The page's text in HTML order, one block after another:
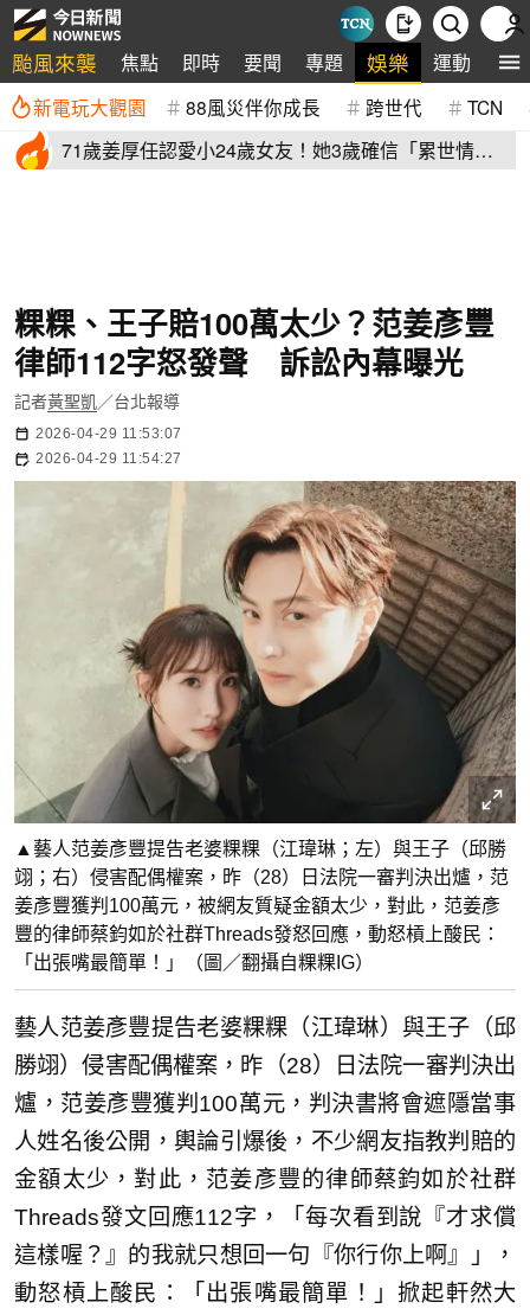
颱風來襲 焦點 即時 要聞 專題 娛樂 運動 全
新電玩大觀園 88風災伴你成長 跨世代 TCN
71歲姜厚任認愛小24歲女友！她3歲確信「累世情
粿粿、王子賠100萬太少？范姜彥豐
律師112字怒發聲 訴訟內幕曝光
記者黃聖凱／台北報導
2026-04-29 11:53:07
2026-04-29 11:54:27
▲藝人范姜彥豐提告老婆粿粿（江瑋琳；左）與王子（邱勝
翊；右）侵害配偶權案，昨（28）日法院一審判決出爐，范
姜彥豐獲判100萬元，被網友質疑金額太少，對此，范姜彥
豐的律師蔡鈞如於社群Threads發怒回應，動怒槓上酸民：
「出張嘴最簡單！」（圖／翻攝自粿粿IG）
藝人范姜彥豐提告老婆粿粿（江瑋琳）與王子（邱
勝翊）侵害配偶權案，昨（28）日法院一審判決出
爐，范姜彥豐獲判100萬元，判決書將會遮隱當事
人姓名後公開，輿論引爆後，不少網友指教判賠的
金額太少，對此，范姜彥豐的律師蔡鈞如於社群
Threads發文回應112字，「每次看到說『才求償
這樣喔？』的我就只想回一句『你行你上啊』」，
動怒槓上酸民：「出張嘴最簡單！」掀起軒然大